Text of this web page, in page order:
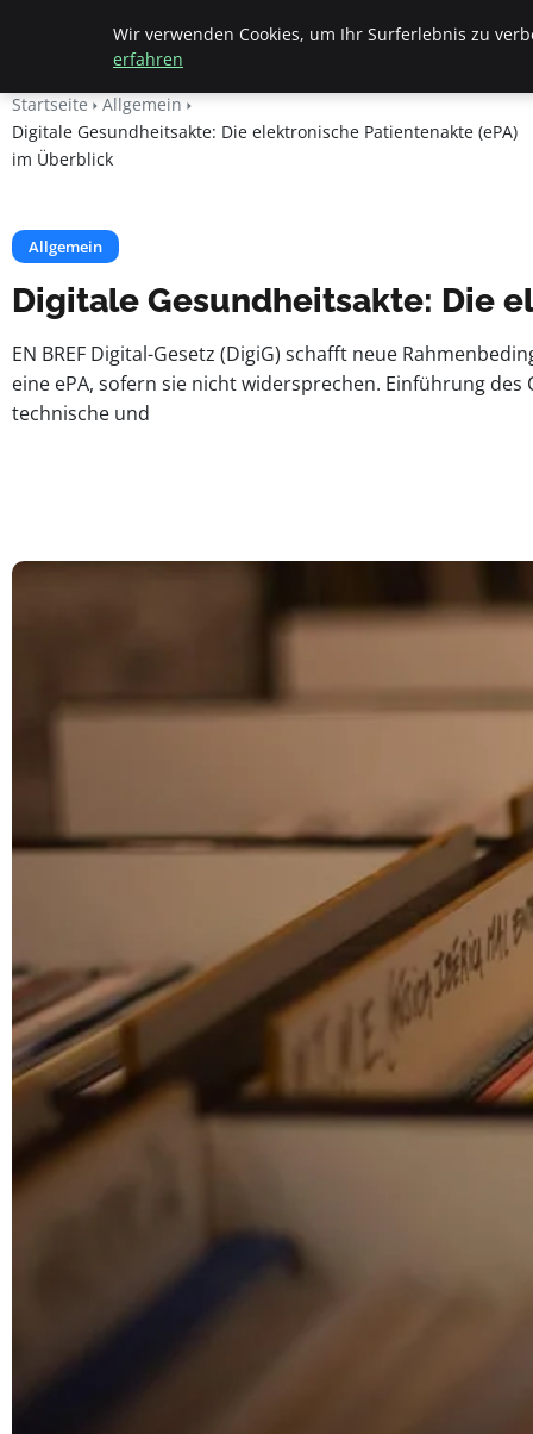
Beyond Surface
Startseite
Allgemein
Digitale Gesundheitsakte: Die elektronische Patientenakte (ePA)
im Überblick
Allgemein
Digitale Gesundheitsakte: Die
EN BREF Digital-Gesetz (DigiG) schafft neue
eine ePA, sofern sie nicht widersprechen. Einführung
technische und
Wir verwenden Cookies, um Ihr Surferlebnis zu
erfahren